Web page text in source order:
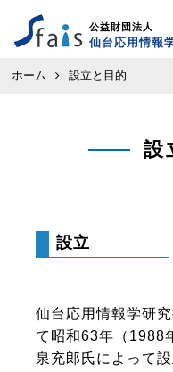
公益財団法人
仙台応用情報
ホーム 設立と目的
設
設立
仙台応用情報学研
て昭和63年（1988
泉充郎氏によって